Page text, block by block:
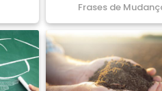
Frases de